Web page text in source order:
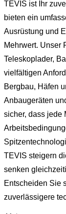
TEVIS ist Ihr
bieten ein
Ausrüstung und
Mehrwert. Unser
Teleskoplader,
vielfältigen
Bergbau, Häfen
Anbaugeräten
sicher, dass jede
TEVIS steigern
senken
Entscheiden Sie
zuverlässigere